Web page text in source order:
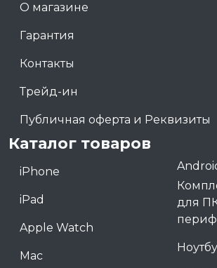
О магазине
Гарантия
Контакты
Трейд-ин
Публичная оферта и Реквизиты
Каталог товаров
iPhone
iPad
Apple Watch
Mac
для